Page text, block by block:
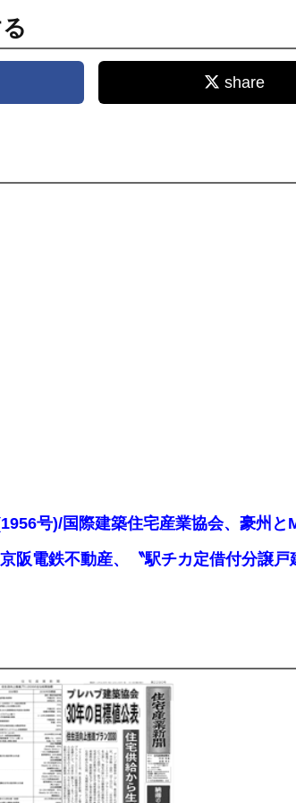
share
号)/国際建築住宅産業協会、豪州
阪電鉄不動産、〝駅チカ定借付分譲